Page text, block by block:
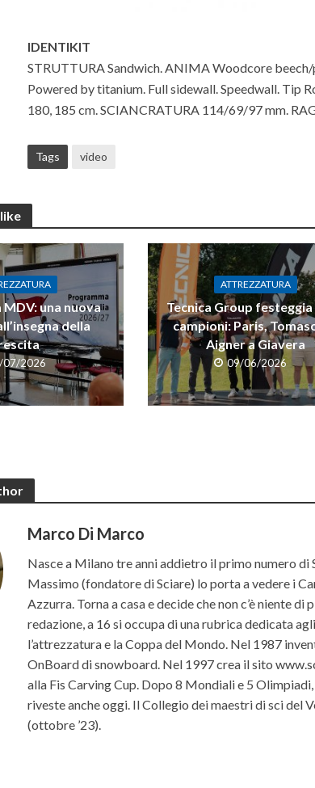
IDENTIKIT
STRUTTURA Sandwich. ANIMA Woodcore
Powered by titanium. Full sidewall. Speedwall. Tip
180, 185 cm. SCIANCRATURA 114/69/97 mm.
Tags video
MDV: una nuova
della
07/2026
ATTREZZATURA
Tecnica Group festeggia
campioni: Paris,
Aigner a Giavera
09/06/2026
Marco Di Marco
Nasce a Milano tre anni addietro il primo numero
Massimo (fondatore di Sciare) lo porta a vedere i
Azzurra. Torna a casa e decide che non c’è niente
redazione, a 16 si occupa di una rubrica dedicata
l’attrezzatura e la Coppa del Mondo. Nel 1987
OnBoard di snowboard. Nel 1997 crea il sito
alla Fis Carving Cup. Dopo 8 Mondiali e 5
riveste anche oggi. Il Collegio dei maestri di sci del
(ottobre ’23).